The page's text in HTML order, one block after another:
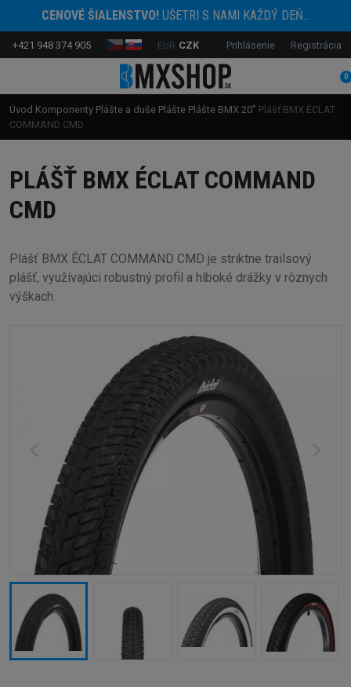
CENOVÉ ŠIALENSTVO!UŠETRI S NAMI KAŽDÝ DEŇ...
+421 948 374 905 EUR CZK Prihlásenie Registrácia
0
Úvod Komponenty Plášte a duše Plášte Plášte BMX 20" Plášť BMX ÉCLAT
COMMAND CMD
PLÁŠŤ BMX ÉCLAT COMMAND
CMD
Plášť BMX ÉCLAT COMMAND CMD je striktne trailsový
plášť, využívajúci robustný profil a hlboké drážky v rôznych
výškach.